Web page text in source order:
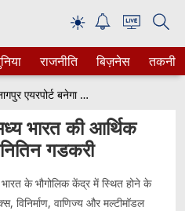
☀
राजनीति बिज़नेस तकनीक
नागपुर एयरपोर्ट बनेगा मध्य भारत की आर्थिक तरक्की का नया केंद्र: नितिन गडकरी
भारत की आर्थिक
गडकरी
के भौगोलिक केंद्र में स्थित होने के
विनिर्माण, वाणिज्य और मल्टीमॉडल